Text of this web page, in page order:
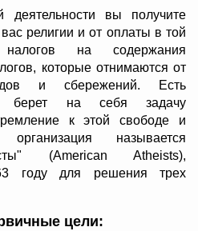
вы получите
религии и от оплаты в той
на содержания
которые отнимаются от
и сбережений. Есть
берет на себя задачу
к этой свободе и
называется
(American Atheists),
году для решения трех
цели: